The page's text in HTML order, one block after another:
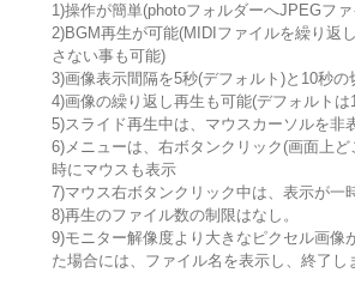
1)操作が簡単(photoフォルダーへJPEGフ
2)BGM再生が可能(MIDIファイルを繰り返
さない事も可能)
3)画像表示間隔を5秒(デフォルト)と10秒の
4)画像の繰り返し再生も可能(デフォルトは
5)スライド再生中は、マウスカーソルを非
6)メニューは、右ボタンクリック(画面上ど
時にマウスも表示
7)マウス右ボタンクリック中は、表示が一
8)再生のファイル数の制限はなし。
9)モニター解像度より大きなピクセル画像
た場合には、ファイル名を表示し、終了し